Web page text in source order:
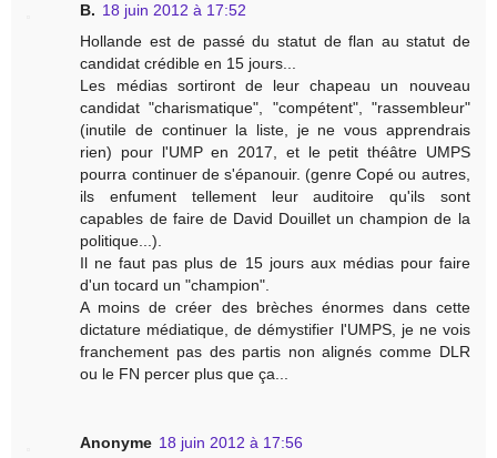
B. 18 juin 2012 à 17:52
Hollande est de passé du statut de flan au statut de
candidat crédible en 15 jours...
Les médias sortiront de leur chapeau un nouveau
candidat "charismatique", "compétent", "rassembleur"
(inutile de continuer la liste, je ne vous apprendrais
rien) pour l'UMP en 2017, et le petit théâtre UMPS
pourra continuer de s'épanouir. (genre Copé ou autres,
ils enfument tellement leur auditoire qu'ils sont
capables de faire de David Douillet un champion de la
politique...).
Il ne faut pas plus de 15 jours aux médias pour faire
d'un tocard un "champion".
A moins de créer des brèches énormes dans cette
dictature médiatique, de démystifier l'UMPS, je ne vois
franchement pas des partis non alignés comme DLR
ou le FN percer plus que ça...
Anonyme 18 juin 2012 à 17:56